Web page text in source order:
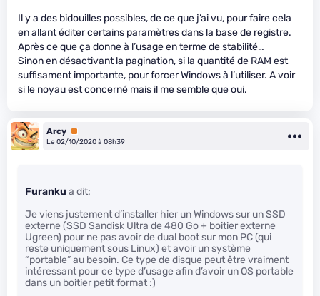
Il y a des bidouilles possibles, de ce que j’ai vu, pour faire cela
en allant éditer certains paramètres dans la base de registre.
Après ce que ça donne à l’usage en terme de stabilité…
Sinon en désactivant la pagination, si la quantité de RAM est
suffisament importante, pour forcer Windows à l’utiliser. A voir
si le noyau est concerné mais il me semble que oui.
Arcy Premium
Le 02/10/2020 à 08h39
Furanku a dit:
Je viens justement d’installer hier un Windows sur un SSD
externe (SSD Sandisk Ultra de 480 Go + boitier externe
Ugreen) pour ne pas avoir de dual boot sur mon PC (qui
reste uniquement sous Linux) et avoir un système
“portable” au besoin. Ce type de disque peut être vraiment
intéressant pour ce type d’usage afin d’avoir un OS portable
dans un boitier petit format :)